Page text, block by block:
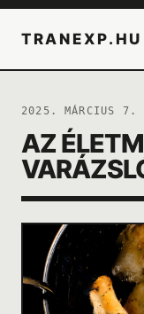
TRANEXP.HU
2025. MÁRCIUS 7.
AZ